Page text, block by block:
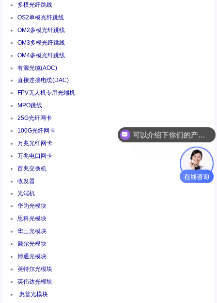
多模光纤跳线
OS2单模光纤跳线
OM2多模光纤跳线
OM3多模光纤跳线
OM4多模光纤跳线
有源光缆(AOC)
直接连接电缆(DAC)
FPV无人机专用光端机
MPO跳线
25G光纤网卡
100G光纤网卡
万兆光纤网卡
万兆电口网卡
百兆交换机
收发器
光端机
华为光模块
思科光模块
华三光模块
戴尔光模块
博通光模块
英特尔光模块
英伟达光模块
惠普光模块
你们是怎么收费的呢